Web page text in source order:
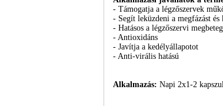
- Támogatja a légzőszervek
- Segít leküzdeni a megfázást és
- Hatásos a légzőszervi
- Antioxidáns
- Javítja a kedélyállapotot
- Anti-virális hatású
Alkalmazás: Napi 2x1-2